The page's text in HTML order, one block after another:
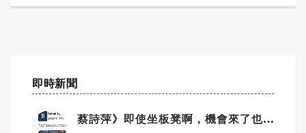
即時新聞
蔡詩萍》即使坐板凳啊，機會來了也要證明自己